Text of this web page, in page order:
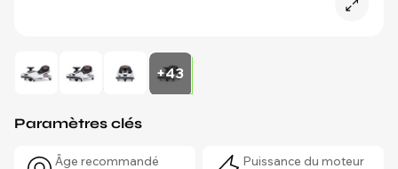
+43
Paramètres clés
Âge recommandé
Puissance du moteur